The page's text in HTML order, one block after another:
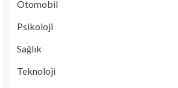
Otomobil
Psikoloji
Sağlık
Teknoloji